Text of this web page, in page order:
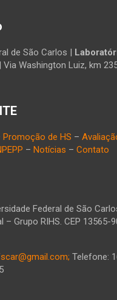
de São Carlos |
| Via Washington Luiz, km
Promoção de HS –
– Notícias – Contato
Federal de São
– Grupo RIHS. CEP 13565-
Telefone: